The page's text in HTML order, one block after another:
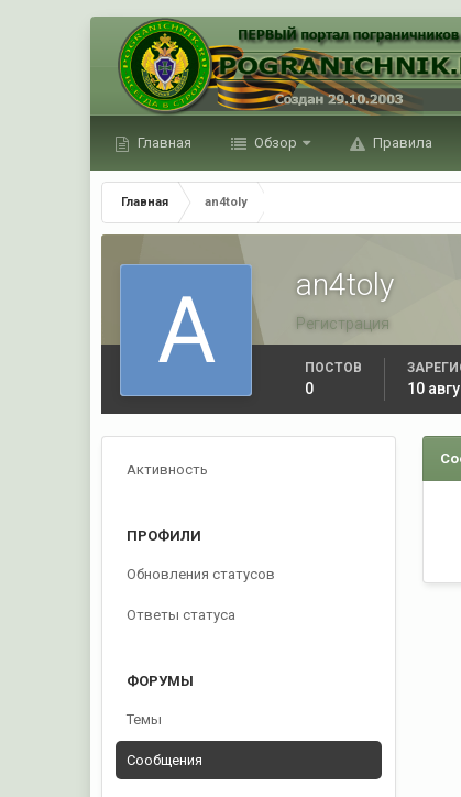
Главная Обзор Правила
Главная an4toly
an4toly
Регистрация
ПОСТОВ
0 10
Активность
ПРОФИЛИ
Обновления статусов
Ответы статуса
ФОРУМЫ
Темы
Сообщения